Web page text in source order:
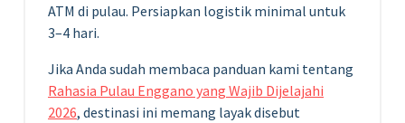
ATM di pulau. Persiapkan logistik minimal untuk
3–4 hari.
Jika Anda sudah membaca panduan kami tentang
Rahasia Pulau Enggano yang Wajib Dijelajahi
2026, destinasi ini memang layak disebut